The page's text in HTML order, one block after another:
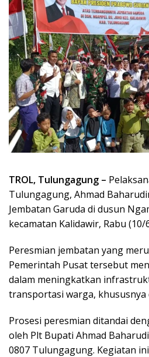
TROL, Tulungagung –
Tulungagung, Ahmad
Jembatan Garuda di dusun
kecamatan Kalidawir, Rabu (10/
Peresmian jembatan yang
Pemerintah Pusat tersebut
dalam meningkatkan
transportasi warga, khususnya
Prosesi peresmian ditandai
oleh Plt Bupati Ahmad
0807 Tulungagung. Kegiatan